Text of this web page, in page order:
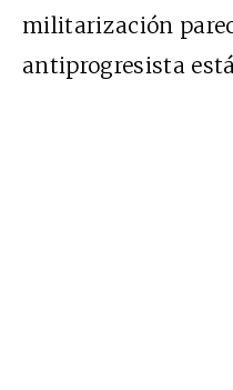
militarización
antiprogresista